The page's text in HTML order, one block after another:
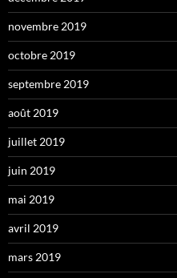
novembre 2019
octobre 2019
septembre 2019
août 2019
juillet 2019
juin 2019
mai 2019
avril 2019
mars 2019